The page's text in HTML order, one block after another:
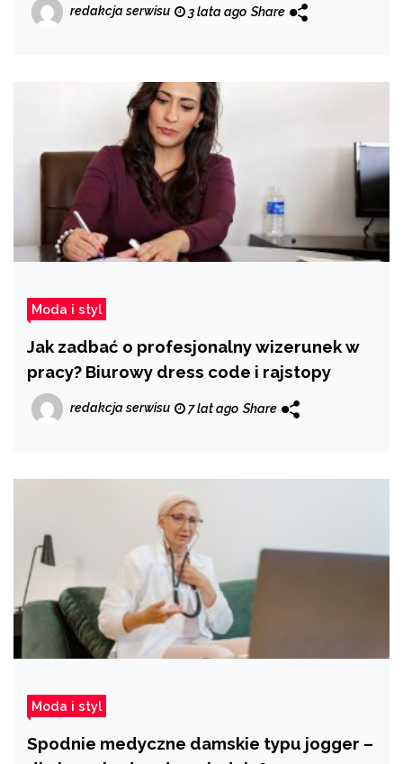
redakcja serwisu 3 lata ago Share
Moda i styl
Jak zadbać o profesjonalny wizerunek w
pracy? Biurowy dress code i rajstopy
redakcja serwisu 7 lat ago Share
Moda i styl
Spodnie medyczne damskie typu jogger –